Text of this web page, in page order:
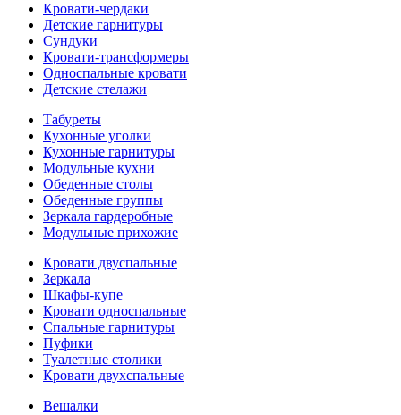
Кровати-чердаки
Детские гарнитуры
Сундуки
Кровати-трансформеры
Односпальные кровати
Детские стелажи
Табуреты
Кухонные уголки
Кухонные гарнитуры
Модульные кухни
Обеденные столы
Обеденные группы
Зеркала гардеробные
Модульные прихожие
Кровати двуспальные
Зеркала
Шкафы-купе
Кровати односпальные
Спальные гарнитуры
Пуфики
Туалетные столики
Кровати двухспальные
Вешалки